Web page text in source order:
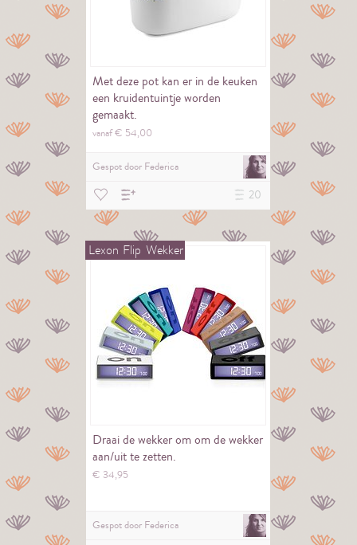
Met deze pot kan er in de keuken
een kruidentuintje worden
gemaakt.
vanaf € 54,00
Gespot door Federica
20
Lexon Flip Wekker
Draai de wekker om om de wekker
aan/uit te zetten.
€ 34,95
Gespot door Federica